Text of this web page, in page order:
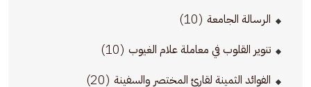
الرسالة الجامعة (10)
تنوير القلوب في معاملة علام الغيوب (10)
الفوائد الثمينة لقارئ المختصر والسفينة (20)